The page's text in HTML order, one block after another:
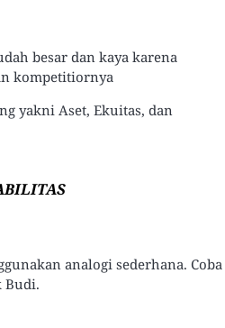
besar dan kaya karena
kompetitiornya
yakni Aset, Ekuitas, dan
analogi sederhana. Coba
Budi.